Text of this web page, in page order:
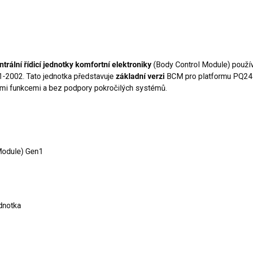
řídicí jednotky komfortní elektroniky (Body Control Module)
2002. Tato jednotka představuje základní verzi BCM pro platformu
funkcemi a bez podpory pokročilých systémů.
Gen1